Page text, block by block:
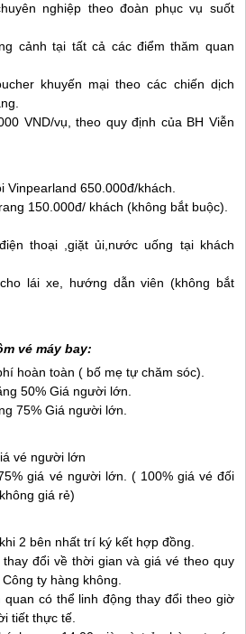
nghiệp theo đoàn phục vụ suốt
cảnh tại tất cả các điểm thăm quan
khuyến mại theo các chiến dịch
VND/vụ, theo quy định của BH Viễn
Vinpearland 650.000đ/khách.
150.000đ/ khách (không bắt buộc).
thoại ,giặt ủi,nước uống tại khách
lái xe, hướng dẫn viên (không bắt
vé máy bay:
hoàn toàn ( bố mẹ tự chăm sóc).
50% Giá người lớn.
75% Giá người lớn.
vé người lớn
giá vé người lớn. ( 100% giá vé đối
giá rẻ)
2 bên nhất trí ký kết hợp đồng.
đổi về thời gian và giá vé theo quy
ty hàng không.
có thể linh động thay đổi theo giờ
tiết thực tế.